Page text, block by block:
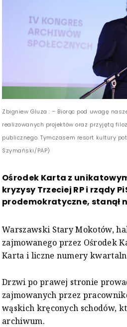
Zbigniew Gluza : – Biorąc pod uwagę
realizowanych projektów oraz przyjętą
publicznego. Tymczasem resort kultury
Szymański/PAP)
Ośrodek Karta z
kryzysy Trzeciej RP i rządy
prodemokratyczne, stanął
Warszawski Stary Mokotów,
zajmowanego przez Ośrodek
Karta i liczne numery
Drzwi po prawej stronie
zajmowanych przez
wąskich kręconych schodów,
archiwum.